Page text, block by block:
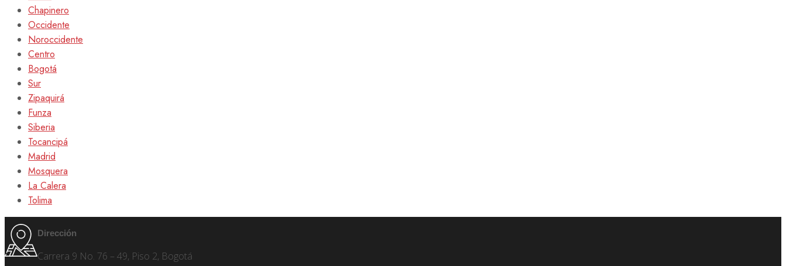
Chapinero
Occidente
Noroccidente
Centro
Bogotá
Sur
Zipaquirá
Funza
Siberia
Tocancipá
Madrid
Mosquera
La Calera
Tolima
Dirección
Carrera 9 No. 76 – 49, Piso 2, Bogotá